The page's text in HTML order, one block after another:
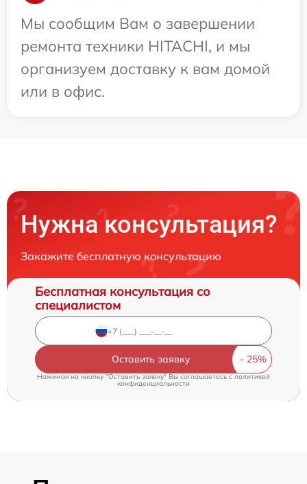
Мы сообщим Вам о завершении
ремонта техники HITACHI, и мы
организуем доставку к вам домой
или в офис.
Нужна консультация?
Закажите бесплатную консультацию
Бесплатная консультация со
специалистом
Оставить заявку
Нажимая на кнопку "Оставить заявку" Вы соглашаетесь cполитикой
конфиденциальности